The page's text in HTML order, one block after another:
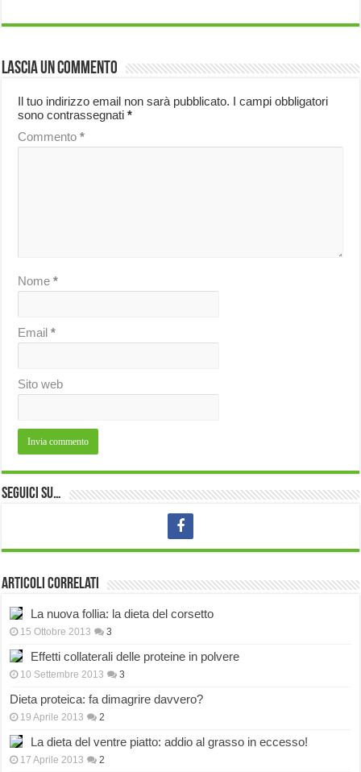
Lascia un commento
Il tuo indirizzo email non sarà pubblicato. I campi obbligatori
sono contrassegnati*
Commento*
Nome*
Email*
Sito web
Seguici su…
Articoli correlati
La nuova follia: la dieta del corsetto
15 Ottobre 2013 3
Effetti collaterali delle proteine in polvere
10 Settembre 2013 3
Dieta proteica: fa dimagrire davvero?
19 Aprile 2013 2
La dieta del ventre piatto: addio al grasso in eccesso!
17 Aprile 2013 2